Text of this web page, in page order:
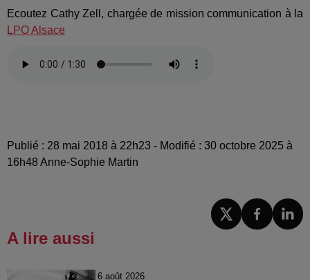
Ecoutez Cathy Zell, chargée de mission communication à la
LPO Alsace
Publié : 28 mai 2018 à 22h23 - Modifié : 30 octobre 2025 à
16h48 Anne-Sophie Martin
A lire aussi
6 août 2026